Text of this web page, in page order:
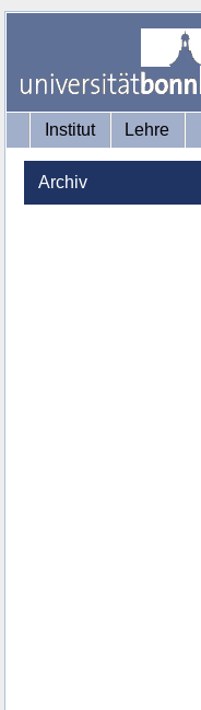
Institut Lehre
Archiv